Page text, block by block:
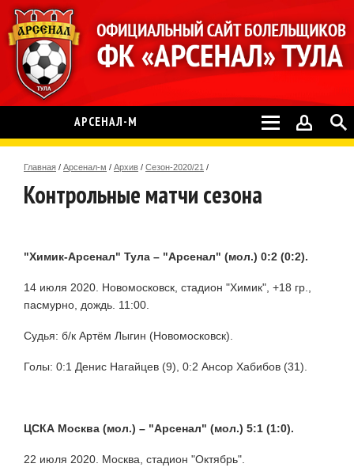
АРСЕНАЛ-М
Главная / Арсенал-м / Архив / Сезон-2020/21 /
Контрольные матчи сезона
"Химик-Арсенал" Тула – "Арсенал" (мол.) 0:2 (0:2).
14 июля 2020. Новомосковск, стадион "Химик", +18 гр.,
пасмурно, дождь. 11:00.
Судья: б/к Артём Лыгин (Новомосковск).
Голы: 0:1 Денис Нагайцев (9), 0:2 Ансор Хабибов (31).
ЦСКА Москва (мол.) – "Арсенал" (мол.) 5:1 (1:0).
22 июля 2020. Москва, стадион "Октябрь".